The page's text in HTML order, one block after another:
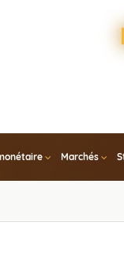
Marchés